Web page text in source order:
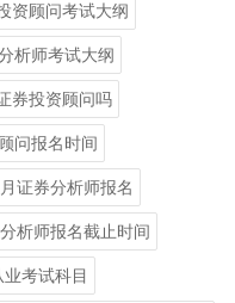
资顾问考试大纲
析师考试大纲
券投资顾问吗
问报名时间
证券分析师报名
析师报名截止时间
考试科目